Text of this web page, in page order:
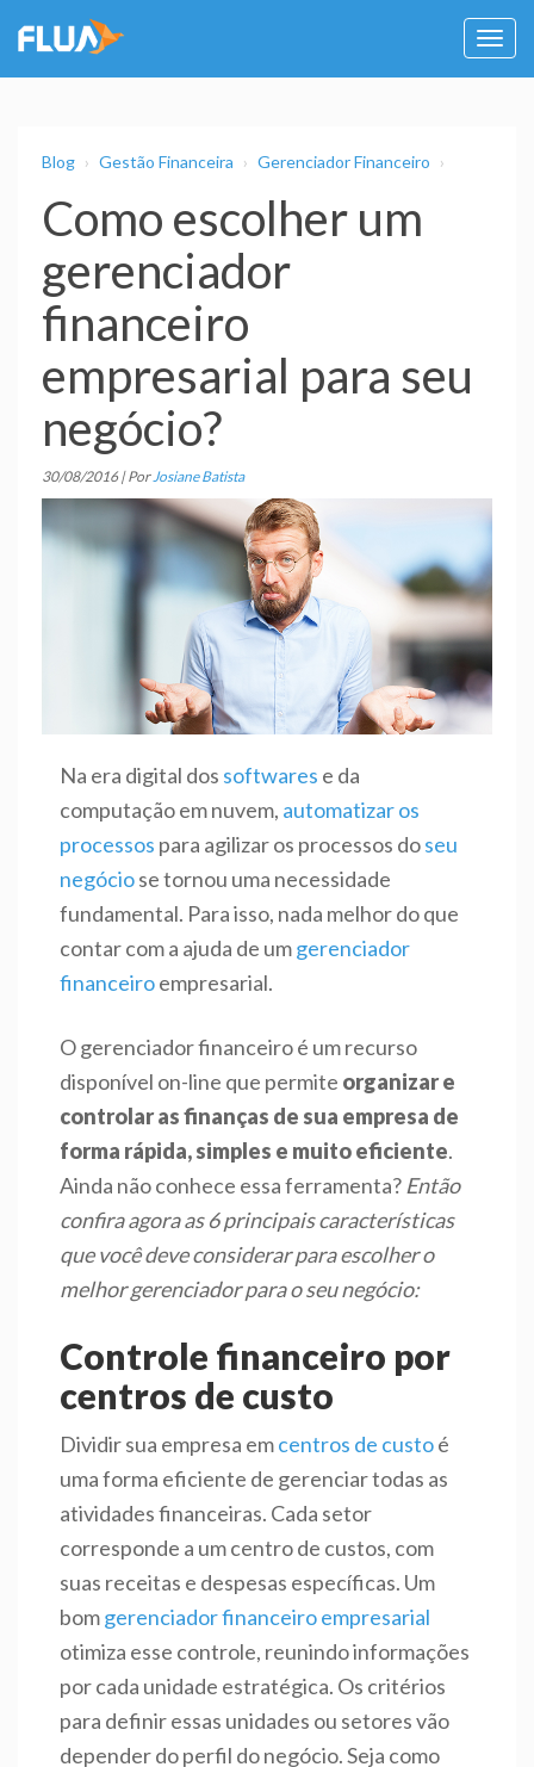
Blog Gestão Financeira Gerenciador Financeiro
Como escolher um
gerenciador
financeiro
empresarial para seu
negócio?
30/08/2016 | PorJosiane Batista
Na era digital dos softwares e da
computação em nuvem, automatizar os
processos para agilizar os processos doseu
negóciose tornou uma necessidade
fundamental. Para isso, nada melhor do que
contar com a ajuda de umgerenciador
financeiroempresarial.
O gerenciador financeiro é um recurso
disponível on-line que permite organizar e
controlar as finanças de sua empresa de
forma rápida, simples e muito eficiente.
Ainda não conhece essa ferramenta? Então
confira agora as 6 principais características
que você deve considerar para escolher o
melhor gerenciador para o seu negócio:
Controle financeiro por
centros de custo
Dividir sua empresa emcentros de custoé
uma forma eficiente de gerenciar todas as
atividades financeiras. Cada setor
corresponde a um centro de custos, com
suas receitas e despesas específicas. Um
bomgerenciador financeiro empresarial
otimiza esse controle, reunindo informações
por cada unidade estratégica. Os critérios
para definir essas unidades ou setores vão
depender do perfil do negócio. Seja como